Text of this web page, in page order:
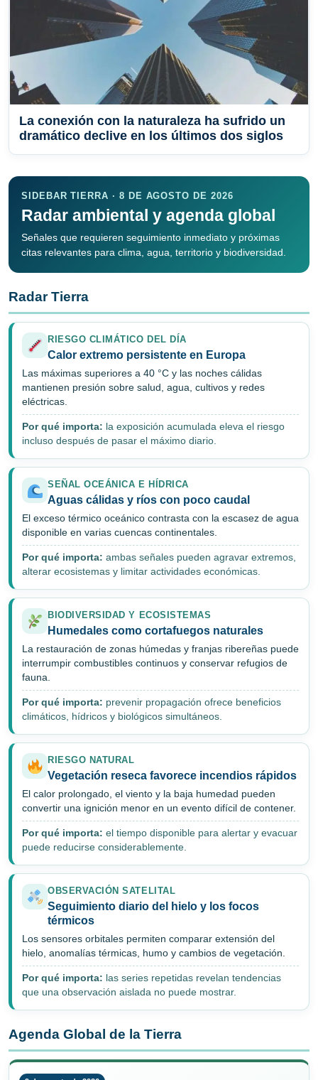
La conexión con la naturaleza ha sufrido un
dramático declive en los últimos dos siglos
SIDEBAR TIERRA · 8 DE AGOSTO DE 2026
Radar ambiental y agenda global
Señales que requieren seguimiento inmediato y próximas
citas relevantes para clima, agua, territorio y biodiversidad.
Radar Tierra
RIESGO CLIMÁTICO DEL DÍA
Calor extremo persistente en Europa
Las máximas superiores a 40 °C y las noches cálidas
mantienen presión sobre salud, agua, cultivos y redes
eléctricas.
Por qué importa: la exposición acumulada eleva el riesgo
incluso después de pasar el máximo diario.
SEÑAL OCEÁNICA E HÍDRICA
Aguas cálidas y ríos con poco caudal
El exceso térmico oceánico contrasta con la escasez de agua
disponible en varias cuencas continentales.
Por qué importa: ambas señales pueden agravar extremos,
alterar ecosistemas y limitar actividades económicas.
BIODIVERSIDAD Y ECOSISTEMAS
Humedales como cortafuegos naturales
La restauración de zonas húmedas y franjas ribereñas puede
interrumpir combustibles continuos y conservar refugios de
fauna.
Por qué importa: prevenir propagación ofrece beneficios
climáticos, hídricos y biológicos simultáneos.
RIESGO NATURAL
Vegetación reseca favorece incendios rápidos
El calor prolongado, el viento y la baja humedad pueden
convertir una ignición menor en un evento difícil de contener.
Por qué importa: el tiempo disponible para alertar y evacuar
puede reducirse considerablemente.
OBSERVACIÓN SATELITAL
Seguimiento diario del hielo y los focos
térmicos
Los sensores orbitales permiten comparar extensión del
hielo, anomalías térmicas, humo y cambios de vegetación.
Por qué importa: las series repetidas revelan tendencias
que una observación aislada no puede mostrar.
Agenda Global de la Tierra